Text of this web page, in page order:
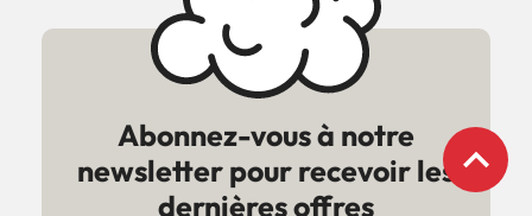
Abonnez-vous à notre
newsletter pour recevoir les
dernières offres
expand_less